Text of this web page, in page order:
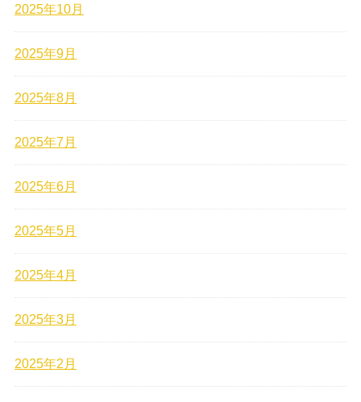
2025年10月
2025年9月
2025年8月
2025年7月
2025年6月
2025年5月
2025年4月
2025年3月
2025年2月